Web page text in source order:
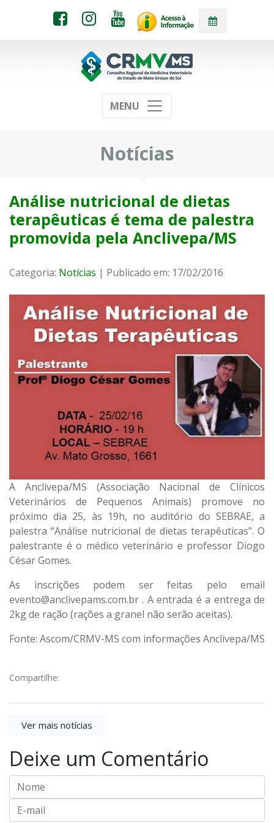
MENU
Notícias
Análise nutricional de dietas
terapêuticas é tema de palestra
promovida pela Anclivepa/MS
Categoria: Notícias | Publicado em: 17/02/2016
A Anclivepa/MS (Associação Nacional de Clínicos
Veterinários de Pequenos Animais) promove no
próximo dia 25, às 19h, no auditório do SEBRAE, a
palestra “Análise nutricional de dietas terapêuticas”. O
palestrante é o médico veterinário e professor Diogo
César Gomes.
As inscrições podem ser feitas pelo email
evento@anclivepams.com.br . A entrada é a entrega de
2kg de ração (rações a granel não serão aceitas).
Fonte: Ascom/CRMV-MS com informações Anclivepa/MS
Compartilhe:
Ver mais notícias
Deixe um Comentário